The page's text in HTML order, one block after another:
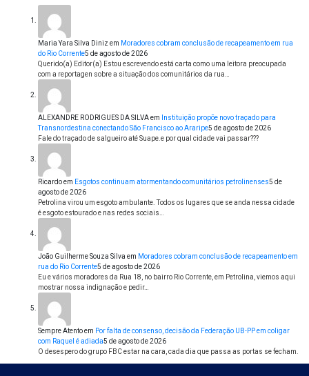
Maria Yara Silva Diniz em Moradores cobram conclusão de recapeamento em rua
do Rio Corrente5 de agosto de 2026
Querido(a) Editor(a) Estou escrevendo está carta como uma leitora preocupada
com a reportagen sobre a situação dos comunitários da rua…
ALEXANDRE RODRIGUES DA SILVAem
Instituição propõe novo traçado para
Transnordestina conectando São Francisco ao Araripe5 de agosto de 2026
Fale do traçado de salgueiro até Suape.e por qual cidade vai passar???
Ricardoem Esgotos continuam atormentando comunitários petrolinenses5 de
agosto de 2026
Petrolina virou um esgoto ambulante. Todos os lugares que se anda nessa cidade
é esgoto estourado e nas redes sociais…
João Guilherme Souza Silva em Moradores cobram conclusão de recapeamento em
rua do Rio Corrente5 de agosto de 2026
Eu e vários moradores da Rua 18, no bairro Rio Corrente, em Petrolina, viemos aqui
mostrar nossa indignação e pedir…
Sempre Atentoem Por falta de consenso, decisão da Federação UB-PP em coligar
com Raquel é adiada5 de agosto de 2026
O desespero do grupo FBC estar na cara, cada dia que passa as portas se fecham.